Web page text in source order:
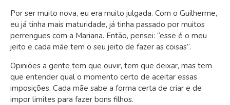
Por ser muito nova, eu era muito julgada. Com o Guilherme,
eu já tinha mais maturidade, já tinha passado por muitos
perrengues com a Mariana. Então, pensei: “esse é o meu
jeito e cada mãe tem o seu jeito de fazer as coisas”.
Opiniões a gente tem que ouvir, tem que deixar, mas tem
que entender qual o momento certo de aceitar essas
imposições. Cada mãe sabe a forma certa de criar e de
impor limites para fazer bons filhos.